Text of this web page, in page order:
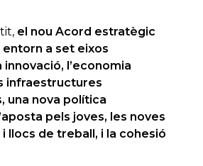
el nou Acord estratègic
entorn a set eixos
l’economia
infraestructures
una nova política
pels joves, les noves
llocs de treball, i la cohesió